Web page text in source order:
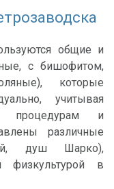
общие и
с бишофитом,
которые
учитывая
процедурам и
различные
душ Шарко),
физкультурой в